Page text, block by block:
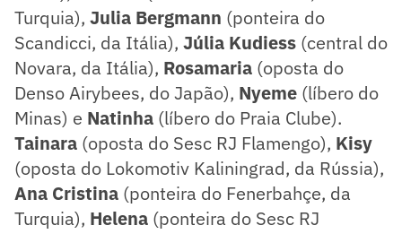
Turquia), Julia Bergmann (ponteira do
Scandicci, da Itália), Júlia Kudiess (central do
Novara, da Itália), Rosamaria (oposta do
Denso Airybees, do Japão), Nyeme (líbero do
Minas) e Natinha (líbero do Praia Clube).
Tainara (oposta do Sesc RJ Flamengo), Kisy
(oposta do Lokomotiv Kaliningrad, da Rússia),
Ana Cristina (ponteira do Fenerbahçe, da
Turquia), Helena (ponteira do Sesc RJ